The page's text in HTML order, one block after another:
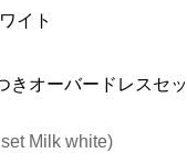
イト
きオーバードレスセ
Milk white)